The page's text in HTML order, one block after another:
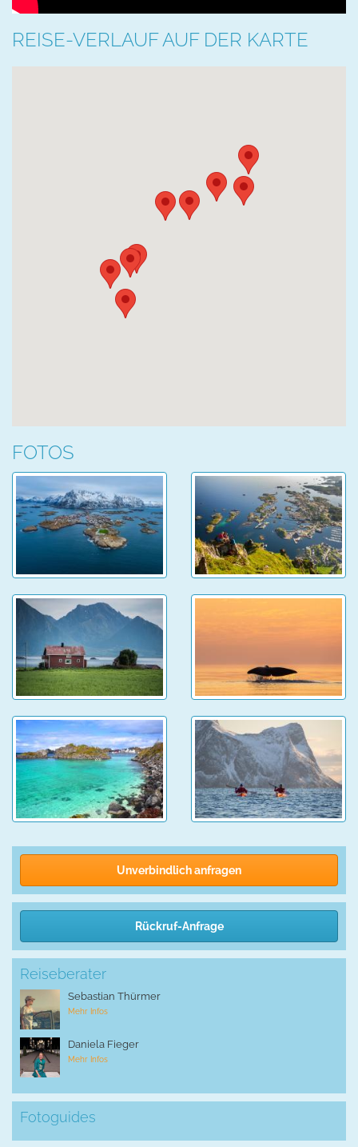
REISE-VERLAUF AUF DER KARTE
FOTOS
Unverbindlich anfragen
Rückruf-Anfrage
Reiseberater
Sebastian Thürmer
Mehr Infos
Daniela Fieger
Mehr Infos
Fotoguides